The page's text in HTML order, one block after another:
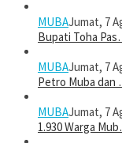
MUBAJumat, 7
Bupati Toha
MUBAJumat, 7
Petro Muba dan
MUBAJumat, 7
1.930 Warga